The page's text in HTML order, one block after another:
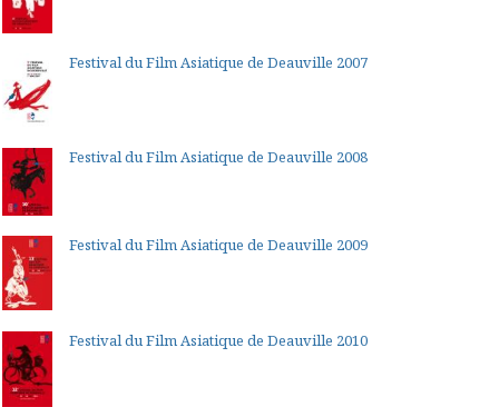
Festival du Film Asiatique de Deauville 2007
Festival du Film Asiatique de Deauville 2008
Festival du Film Asiatique de Deauville 2009
Festival du Film Asiatique de Deauville 2010